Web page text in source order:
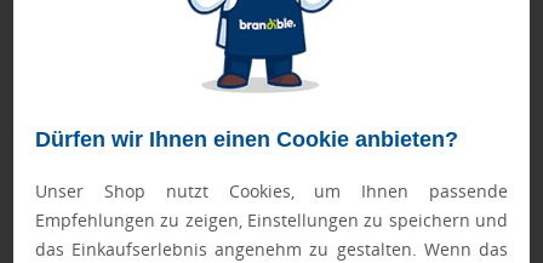
Dürfen wir Ihnen einen Cookie anbieten?
Unser Shop nutzt Cookies, um Ihnen passende
Empfehlungen zu zeigen, Einstellungen zu speichern und
das Einkaufserlebnis angenehm zu gestalten. Wenn das
Ein starkes Team entsteht nicht von selbst – es braucht Vertrauen,
Kommunikation und gemeinsame Erlebnisse, die über den
Teambuilding-Spiele an. Sie lockern nicht nur die Stimmung auf,
Zusammenarbeit über Abteilungsgrenzen hinweg. Wir zeigen
Ihnen, welche Formate sich besonders eignen und worauf Sie bei
der Umsetzung achten sollten.